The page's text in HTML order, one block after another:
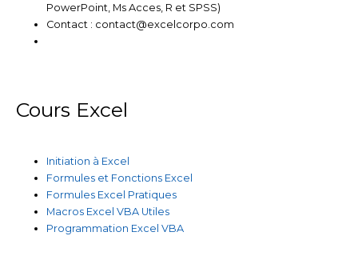
PowerPoint, Ms Acces, R et SPSS)
Contact : contact@excelcorpo.com
Cours Excel
Initiation à Excel
Formules et Fonctions Excel
Formules Excel Pratiques
Macros Excel VBA Utiles
Programmation Excel VBA